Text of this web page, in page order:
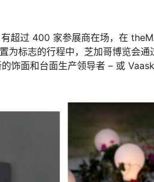
超过 400 家参展商在场，在
为标志的行程中，芝加哥博览会
饰面和台面生产领导者 – 或